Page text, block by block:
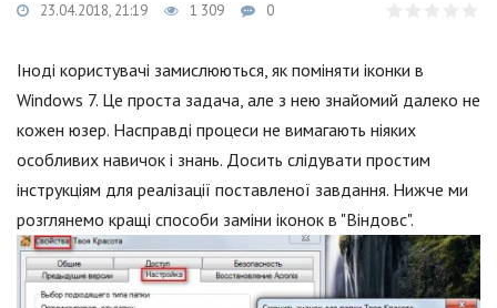
23.04.2018, 21:19 1 309 0
Іноді користувачі замислюються, як поміняти іконки в
Windows 7. Це проста задача, але з нею знайомий далеко не
кожен юзер. Насправді процеси не вимагають ніяких
особливих навичок і знань. Досить слідувати простим
інструкціям для реалізації поставленої завдання. Нижче ми
розглянемо кращі способи заміни іконок в "Віндовс".